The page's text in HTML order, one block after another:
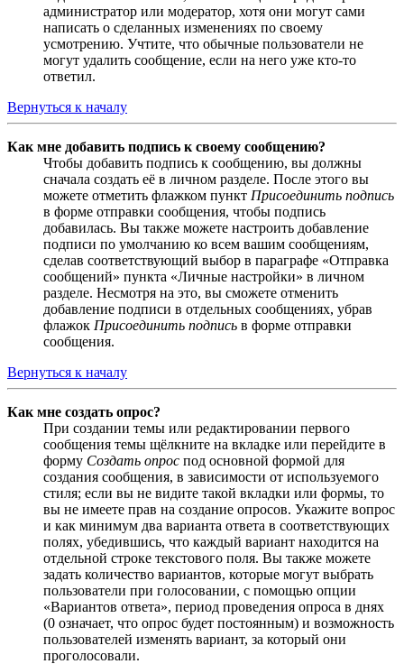
администратор или модератор, хотя они могут сами
написать о сделанных изменениях по своему
усмотрению. Учтите, что обычные пользователи не
могут удалить сообщение, если на него уже кто-то
ответил.
Вернуться к началу
Как мне добавить подпись к своему сообщению?
Чтобы добавить подпись к сообщению, вы должны
сначала создать её в личном разделе. После этого вы
можете отметить флажком пункт Присоединить подпись
в форме отправки сообщения, чтобы подпись
добавилась. Вы также можете настроить добавление
подписи по умолчанию ко всем вашим сообщениям,
сделав соответствующий выбор в параграфе «Отправка
сообщений» пункта «Личные настройки» в личном
разделе. Несмотря на это, вы сможете отменить
добавление подписи в отдельных сообщениях, убрав
флажок Присоединить подпись в форме отправки
сообщения.
Вернуться к началу
Как мне создать опрос?
При создании темы или редактировании первого
сообщения темы щёлкните на вкладке или перейдите в
форму Создать опрос под основной формой для
создания сообщения, в зависимости от используемого
стиля; если вы не видите такой вкладки или формы, то
вы не имеете прав на создание опросов. Укажите вопрос
и как минимум два варианта ответа в соответствующих
полях, убедившись, что каждый вариант находится на
отдельной строке текстового поля. Вы также можете
задать количество вариантов, которые могут выбрать
пользователи при голосовании, с помощью опции
«Вариантов ответа», период проведения опроса в днях
(0 означает, что опрос будет постоянным) и возможность
пользователей изменять вариант, за который они
проголосовали.